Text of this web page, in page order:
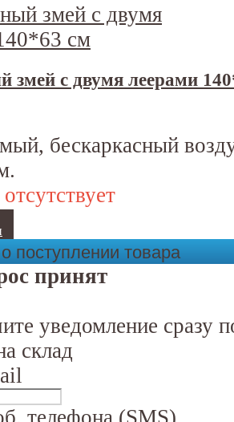
змей с двумя леерами
бескаркасный
отсутствует
поступлении товара
принят
уведомление сразу
склад